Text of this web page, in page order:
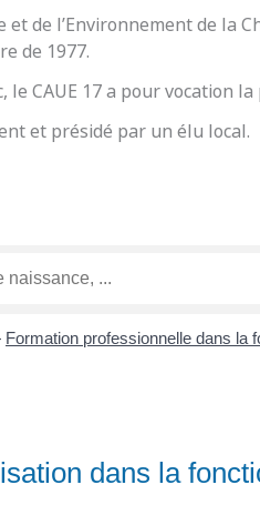
et de l’Environnement de
de 1977.
le CAUE 17 a pour
et présidé par un élu local.
Formation professionnelle dans la
dans la